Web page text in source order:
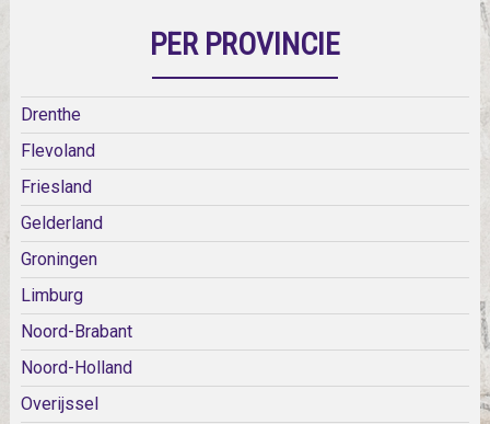
PER PROVINCIE
Drenthe
Flevoland
Friesland
Gelderland
Groningen
Limburg
Noord-Brabant
Noord-Holland
Overijssel